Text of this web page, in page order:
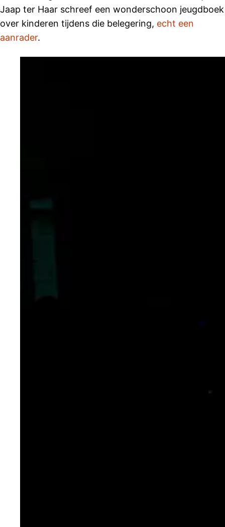
Jaap ter Haar schreef een wonderschoon jeugdboek
over kinderen tijdens die belegering, echt een
aanrader.